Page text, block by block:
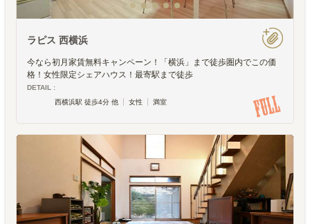
ラピス 西横浜
今なら初月家賃無料キャンペーン！「横浜」まで徒歩圏内でこの価
格！女性限定シェアハウス！最寄駅まで徒歩
DETAIL :
西横浜駅 徒歩4分 他
女性 満室